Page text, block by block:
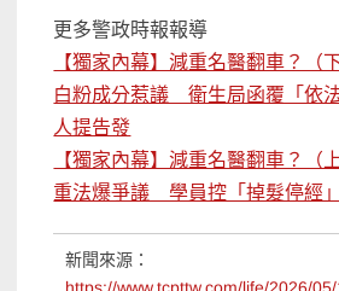
更多警政時報報導
【獨家內幕】減重名醫翻車？（
白粉成分惹議 衛生局函覆「依
人提告發
【獨家內幕】減重名醫翻車？（
重法爆爭議 學員控「掉髮停經
新聞來源：
https://www.tcpttw.com/life/2026/